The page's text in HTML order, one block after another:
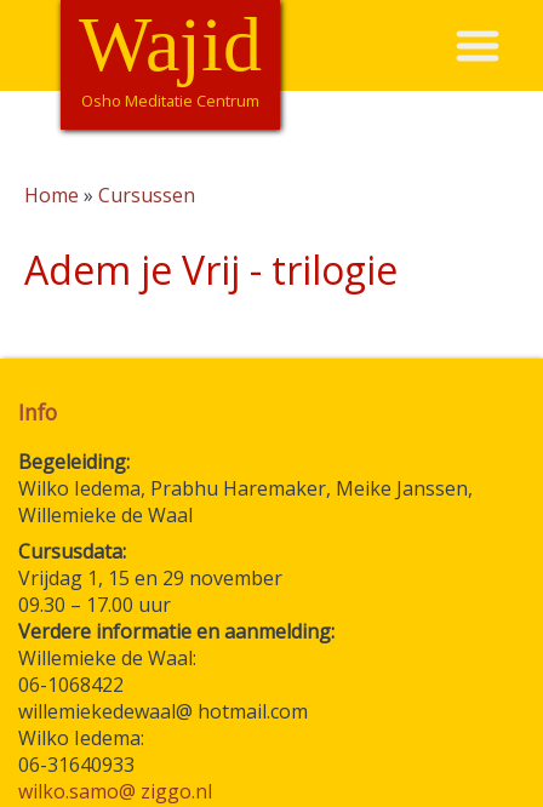
Overslaan
de
HoofdnavigatieWajid
Osho Meditatie Centrum
Home Cursussen
Adem je Vrij - trilogie
Info
Begeleiding
Wilko Iedema, Prabhu Haremaker, Meike Janssen,
Willemieke de Waal
Cursusdata:
Vrijdag 1, 15 en 29 november
09.30 – 17.00 uur
Verdere informatie en aanmelding:
Willemieke de Waal:
06-1068422
willemiekedewaal@ hotmail.com
Wilko Iedema:
06-31640933
wilko.samo@ ziggo.nl